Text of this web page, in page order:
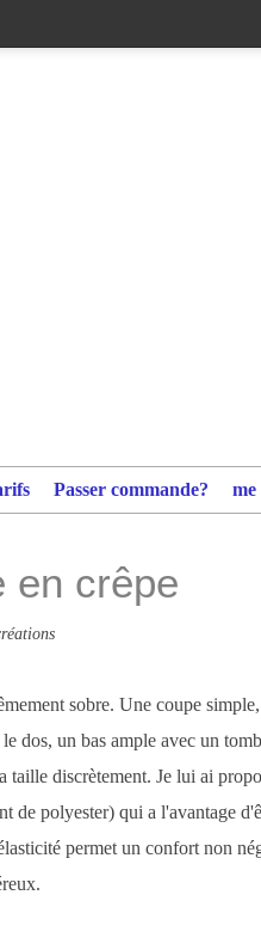
Passer commande?
en crêpe
sobre. Une coupe
dos, un bas ample avec un
taille discrètement. Je lui ai
de polyester) qui a l'avantage
permet un confort non